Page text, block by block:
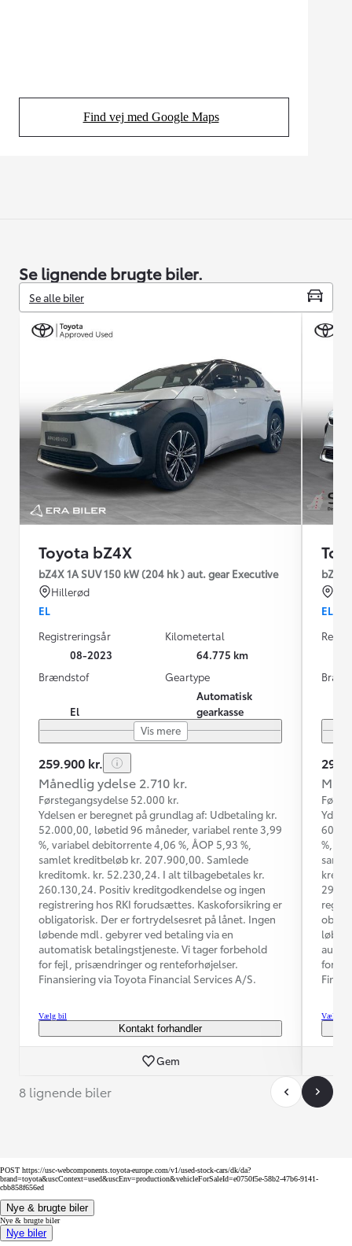
Find vej med Google Maps
(Opens in new tab)
Se lignende brugte biler.
Se alle biler
Toyota bZ4X
bZ4X 1A SUV 150 kW (204 hk ) aut. gear Executive
Hillerød
EL
Registreringsår
08-2023
Kilometertal
64.775 km
Brændstof
El
Geartype
Automatisk
gearkasse
Vis mere
259.900 kr.
Månedlig ydelse 2.710 kr.
Førstegangsydelse 52.000 kr.
Ydelsen er beregnet på grundlag af: Udbetaling kr.
52.000,00, løbetid 96 måneder, variabel rente 3,99
%, variabel debitorrente 4,06 %, ÅOP 5,93 %,
samlet kreditbeløb kr. 207.900,00. Samlede
kreditomk. kr. 52.230,24. I alt tilbagebetales kr.
260.130,24. Positiv kreditgodkendelse og ingen
registrering hos RKI forudsættes. Kaskoforsikring er
obligatorisk. Der er fortrydelsesret på lånet. Ingen
løbende mdl. gebyrer ved betaling via en
automatisk betalingstjeneste. Vi tager forbehold
for fejl, prisændringer og renteforhøjelser.
Finansiering via Toyota Financial Services A/S.
Vælg bil
Kontakt forhandler
Gem
bZ4X
EL
%,
for
Vælg bil
8 lignende biler
POST https://usc-webcomponents.toyota-europe.com/v1/used-stock-cars/dk/da?
brand=toyota&uscContext=used&uscEnv=production&vehicleForSaleId=e0750f5e-58b2-47b6-9141-
cbb858f656ed
Nye & brugte biler
Nye & brugte biler
Nye biler